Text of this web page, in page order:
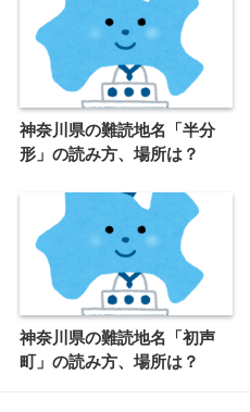
神奈川県の難読地名「半分
形」の読み方、場所は？
神奈川県の難読地名「初声
町」の読み方、場所は？